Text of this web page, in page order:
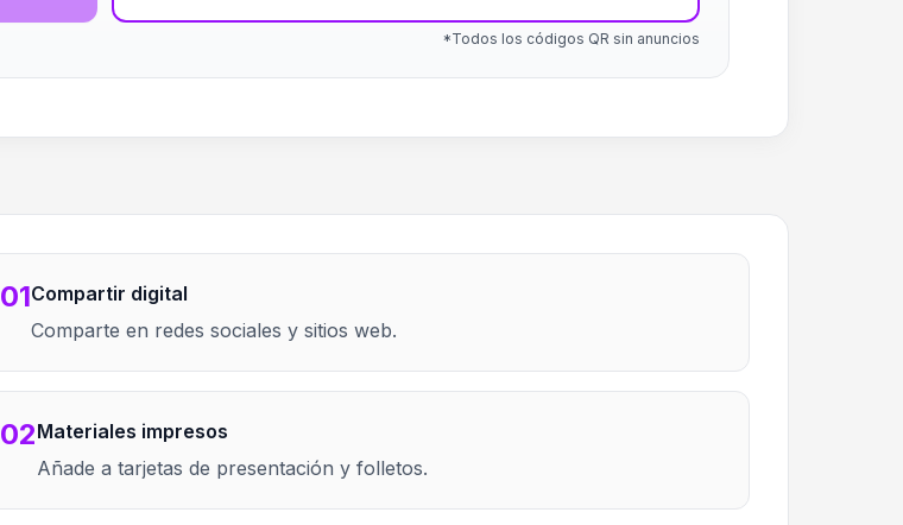
*Todos los códigos QR sin anuncios
01Compartir digital
Comparte en redes sociales y sitios web.
02Materiales impresos
Añade a tarjetas de presentación y folletos.